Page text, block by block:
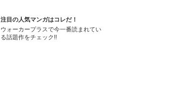
注目の人気マンガはコレだ！
ウォーカープラスで今一番読まれてい
る話題作をチェック!!